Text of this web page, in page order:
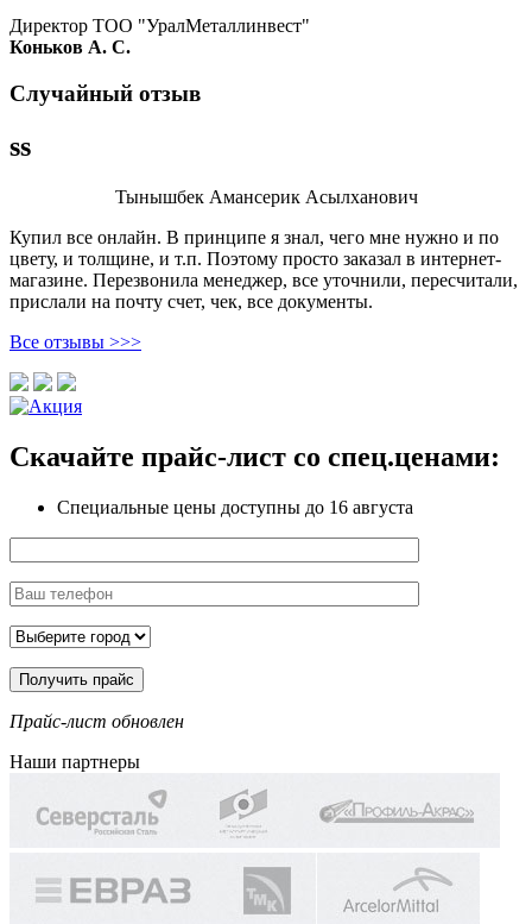
Директор ТОО "УралМеталлинвест"
Коньков А. С.
Случайный отзыв
ss
Тынышбек Амансерик Асылханович
Купил все онлайн. В принципе я знал, чего мне нужно и по
цвету, и толщине, и т.п. Поэтому просто заказал в интернет-
магазине. Перезвонила менеджер, все уточнили, пересчитали,
прислали на почту счет, чек, все документы.
Все отзывы >>>
Скачайте прайс-лист со спец.ценами:
Специальные цены доступны до 16 августа
Прайс-лист обновлен
Наши партнеры